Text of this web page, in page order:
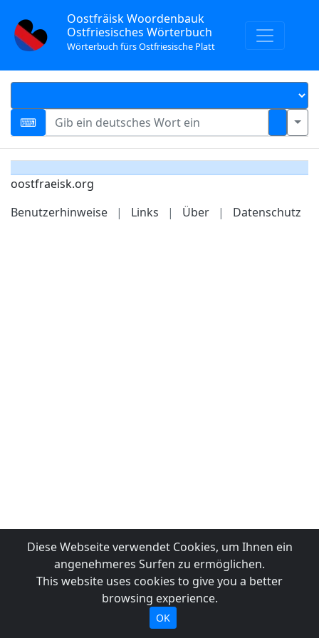
Oostfräisk Woordenbauk
Ostfriesisches Wörterbuch
Wörterbuch fürs Ostfriesische Platt
oostfraeisk.org
Benutzerhinweise
| Links | Über | Datenschutz
Diese Webseite verwendet Cookies, um Ihnen ein
angenehmeres Surfen zu ermöglichen.
This website uses cookies to give you a better
browsing experience.
OK